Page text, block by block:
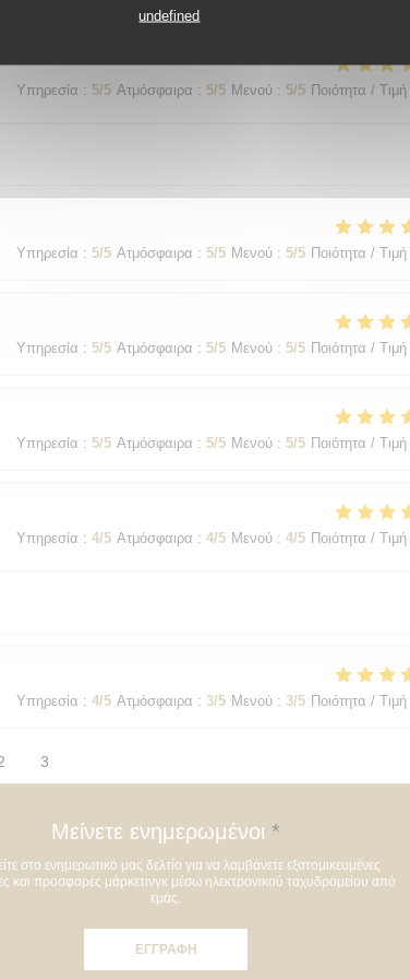
undefined
Υπηρεσία : 5/5 Ατμόσφαιρα : 5/5 Μενού : 5/5 Ποιότητα / Τιμή
Υπηρεσία : 5/5 Ατμόσφαιρα : 5/5 Μενού : 5/5 Ποιότητα / Τιμή
Υπηρεσία : 5/5 Ατμόσφαιρα : 5/5 Μενού : 5/5 Ποιότητα / Τιμή
Υπηρεσία : 5/5 Ατμόσφαιρα : 5/5 Μενού : 5/5 Ποιότητα / Τιμή
Υπηρεσία : 4/5 Ατμόσφαιρα : 4/5 Μενού : 4/5 Ποιότητα / Τιμή
Υπηρεσία : 4/5 Ατμόσφαιρα : 3/5 Μενού : 3/5 Ποιότητα / Τιμή
3
Μείνετε ενημερωμένοι *
στο ενημερωτικό μας δελτίο για να λαμβάνετε εξατομικευμένες
και προσφορές μάρκετινγκ μέσω ηλεκτρονικού ταχυδρομείου από
εμάς.
ΕΓΓΡΑΦΉ